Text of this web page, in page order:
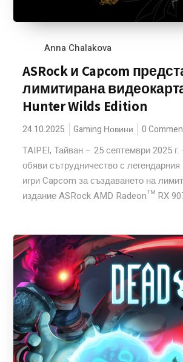
Anna Chalakova
ASRock и Capcom
лимитирана
Hunter Wilds Edition
24.10.2025 Gaming Новини 0
TAIPEI, Тайван – 25 септември 2025
обяви сътрудничество с
игри Capcom за създаването на
издание ASRock AMD Radeon™ RX